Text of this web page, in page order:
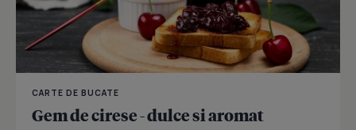
CARTE DE BUCATE
Gem de cirese - dulce si aromat